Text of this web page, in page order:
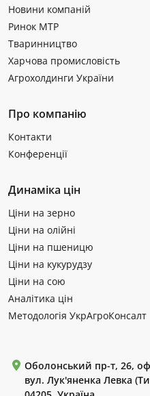
Новини компаній
Ринок МТР
Тваринництво
Харчова промисловість
Агрохолдинги України
Про компанію
Контакти
Конференції
Динаміка цін
Ціни на зерно
Ціни на олійні
Ціни на пшеницю
Ціни на кукурудзу
Ціни на сою
Аналітика цін
Методологія УкрАгроКонсалт
Оболонський пр-т, 26,
вул. Лук'яненка Левка